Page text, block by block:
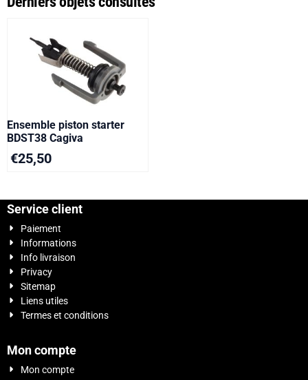
Ensemble piston starter
BDST38 Cagiva
€25,50
Service client
Paiement
Informations
Info livraison
Privacy
Sitemap
Liens utiles
Termes et conditions
Mon compte
Mon compte